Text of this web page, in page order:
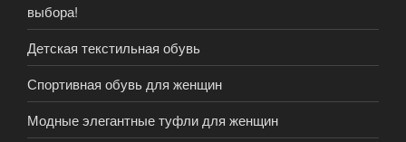
выбора!
Детская текстильная обувь
Спортивная обувь для женщин
Модные элегантные туфли для женщин